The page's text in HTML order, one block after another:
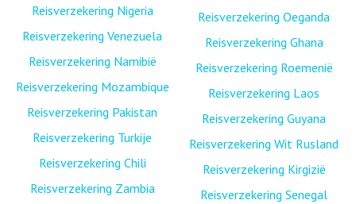
Reisverzekering Nigeria
Reisverzekering Venezuela
Reisverzekering Namibië
Reisverzekering Mozambique
Reisverzekering Pakistan
Reisverzekering Turkije
Reisverzekering Chili
Reisverzekering Zambia
Reisverzekering Oeganda
Reisverzekering Ghana
Reisverzekering Roemenië
Reisverzekering Laos
Reisverzekering Guyana
Reisverzekering Wit Rusland
Reisverzekering Kirgizië
Reisverzekering Senegal